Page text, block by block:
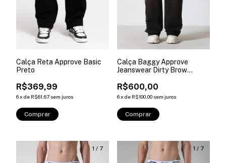
Calça Reta Approve Basic
Preto
R$369,99
6x de R$61,67 sem juros
Comprar
Calça Baggy Approve
Jeanswear Dirty Brow
R$600,00
6x de R$100,00 sem juros
Comprar
1 / 7 1 / 7